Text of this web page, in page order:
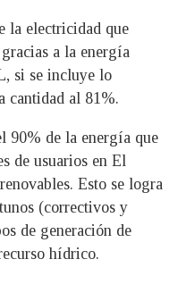
la electricidad que
a la energía
si se incluye lo
cantidad al 81%.
90% de la energía que
de usuarios en El
Esto se logra
(correctivos y
de generación de
hídrico.